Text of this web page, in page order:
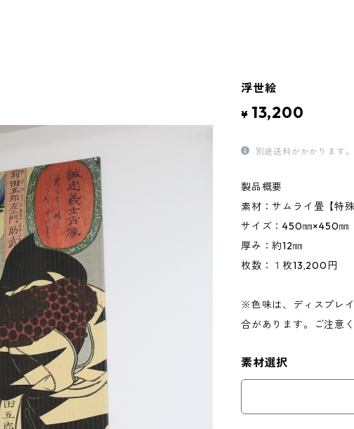
浮世絵
¥ 13,200
別途送料がかかります。
製品概要
素材：サムライ畳【特
サイズ：450㎜×450㎜
厚み：約12㎜
枚数：１枚13,200円
※色味は、ディスプレ
合があります。ご注意く
素材選択